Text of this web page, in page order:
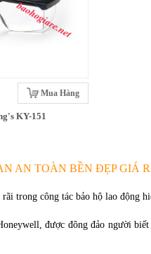
Mua Hàng
KY-151
AN TOÀN BỀN ĐẸP GIÁ
trong công tác bảo hộ lao động
được đông đảo người